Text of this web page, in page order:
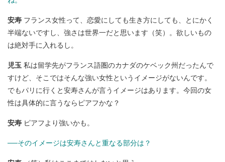
安寿 フランス女性って、恋愛にしても生き方にしても、とにかく
半端ないですし、強さは世界一だと思います（笑）。欲しいもの
は絶対手に入れるし。
児玉 私は留学先がフランス語圏のカナダのケベック州だったんで
すけど、そこではそんな強い女性というイメージがないんです。
でもパリに行くと安寿さんが言うイメージはあります。今回の女
性は具体的に言うならピアフかな？
安寿 ピアフより強いかも。
──そのイメージは安寿さんと重なる部分は？